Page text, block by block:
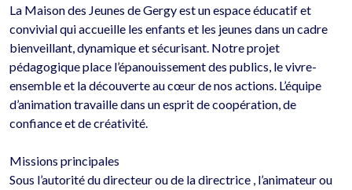
La Maison des Jeunes de Gergy est un espace éducatif et
convivial qui accueille les enfants et les jeunes dans un cadre
bienveillant, dynamique et sécurisant. Notre projet
pédagogique place l’épanouissement des publics, le vivre-
ensemble et la découverte au cœur de nos actions. L’équipe
d’animation travaille dans un esprit de coopération, de
confiance et de créativité.
Missions principales
Sous l’autorité du directeur ou de la directrice , l’animateur ou